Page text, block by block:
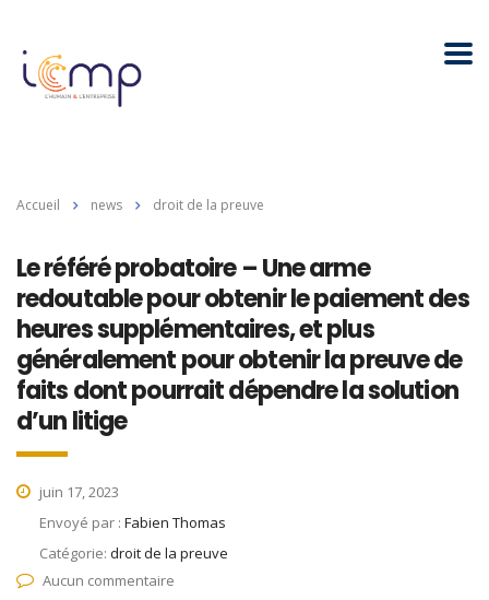
Accueil news droit de la preuve
Le référé probatoire – Une arme
redoutable pour obtenir le paiement des
heures supplémentaires, et plus
généralement pour obtenir la preuve de
faits dont pourrait dépendre la solution
d’un litige
juin 17, 2023
Envoyé par : Fabien Thomas
Catégorie: droit de la preuve
Aucun commentaire